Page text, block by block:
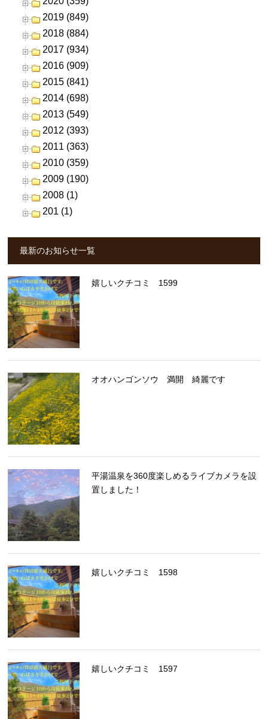
2019 (849)
2018 (884)
2017 (934)
2016 (909)
2015 (841)
2014 (698)
2013 (549)
2012 (393)
2011 (363)
2010 (359)
2009 (190)
2008 (1)
201 (1)
最新のお知らせ一覧
嬉しいクチコミ 1599
オオハンゴンソウ 満開 綺麗です
平湯温泉を360度楽しめるライブカメラを設
置しました！
嬉しいクチコミ 1598
嬉しいクチコミ 1597